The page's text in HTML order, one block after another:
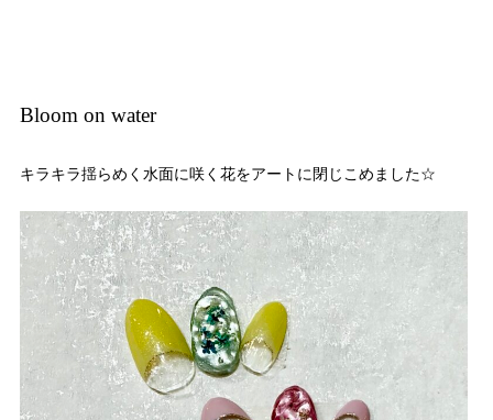
Bloom on water
キラキラ揺らめく水面に咲く花をアートに閉じこめました☆